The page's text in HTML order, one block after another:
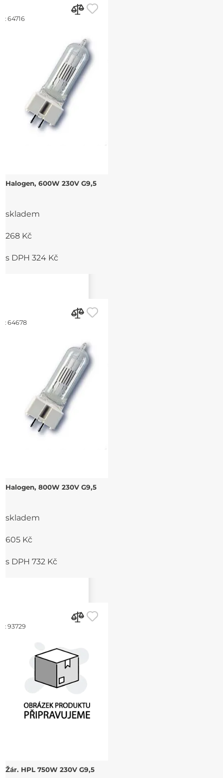
64716
Halogen, 600W 230V G9,5
skladem
268 Kč
s DPH 324 Kč
64678
Halogen, 800W 230V G9,5
skladem
605 Kč
s DPH 732 Kč
93729
Žár. HPL 750W 230V G9,5